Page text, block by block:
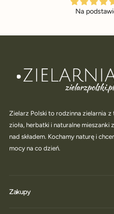
Na
Zielarz Polski to rodzinna zielarnia
zioła, herbatki i naturalne mieszanki
nad składem. Kochamy naturę i
mocy na co dzień.
Zakupy